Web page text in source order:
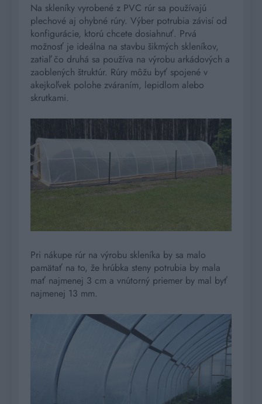
Na skleníky vyrobené z PVC rúr sa používajú
plechové aj ohybné rúry. Výber potrubia závisí od
konfigurácie, ktorú chcete dosiahnuť. Prvá
možnosť je ideálna na stavbu šikmých skleníkov,
zatiaľ čo druhá sa používa na výrobu arkádových a
zaoblených štruktúr. Rúry môžu byť spojené v
akejkoľvek polohe zváraním, lepidlom alebo
skrutkami.
Pri nákupe rúr na výrobu skleníka by sa malo
pamätať na to, že hrúbka steny potrubia by mala
mať najmenej 3 cm a vnútorný priemer by mal byť
najmenej 13 mm.